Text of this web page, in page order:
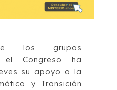
los grupos
el Congreso ha
su apoyo a la
y Transición